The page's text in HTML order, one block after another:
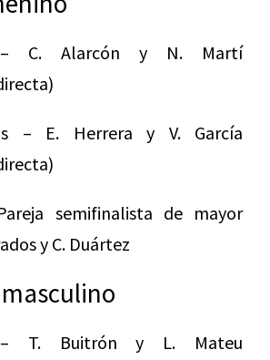
– C. Alarcón y N. Martí
– E. Herrera y V. García
semifinalista de mayor
y C. Duártez
– T. Buitrón y L. Mateu